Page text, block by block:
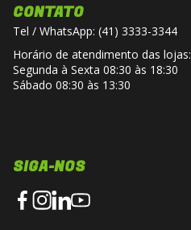
CONTATO
Tel / WhatsApp: (41) 3333-3344
Horário de atendimento das lojas:
Segunda à Sexta 08:30 às 18:30
Sábado 08:30 às 13:30
SIGA-NOS